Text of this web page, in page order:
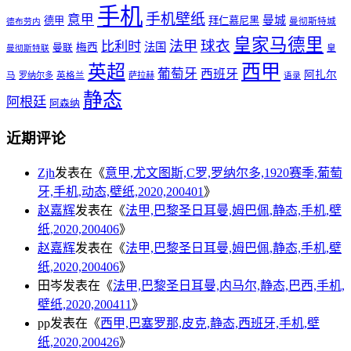
德布劳内 德甲 意甲 手机 手机壁纸 拜仁慕尼黑 曼城 曼彻斯特城
曼彻斯特联 曼联 梅西 比利时 法国 法甲 球衣 皇家马德里 皇
马 罗纳尔多 英格兰 英超 萨拉赫 葡萄牙 西班牙 西甲 语录 阿扎尔
阿根廷 阿森纳 静态
近期评论
Zjh发表在《意甲,尤文图斯,C罗,罗纳尔多,1920赛季,葡萄
牙,手机,动态,壁纸,2020,200401 》
赵嘉辉发表在《法甲,巴黎圣日耳曼,姆巴佩,静态,手机,壁
纸,2020,200406》
赵嘉辉发表在《法甲,巴黎圣日耳曼,姆巴佩,静态,手机,壁
纸,2020,200406》
田岑发表在《法甲,巴黎圣日耳曼,内马尔,静态,巴西,手机,
壁纸,2020,200411 》
pp发表在《西甲,巴塞罗那,皮克,静态,西班牙,手机,壁
纸,2020,200426》